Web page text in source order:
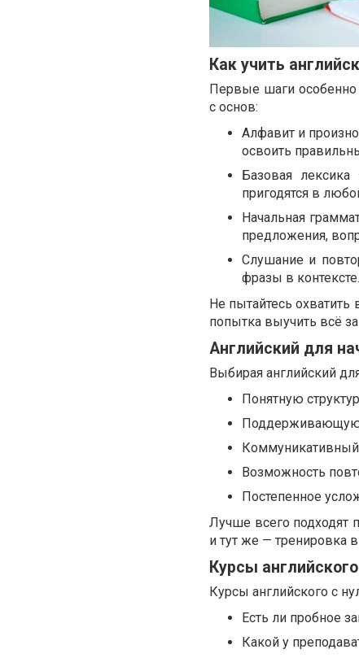
Как учить
Первые шаги особенно
с основ:
Алфавит и
освоить
Базовая лексика
пригодятся в
Начальная
предложения,
Слушание и
фразы в контексте.
Не пытайтесь
попытка выучить всё
Английский для
Выбирая английский
Понятную
Поддерживающую
Коммуникативный
Возможность
Постепенное
Лучше всего подходят
и тут же — тренировка
Курсы
Курсы английского с
Есть ли пробное
Какой у